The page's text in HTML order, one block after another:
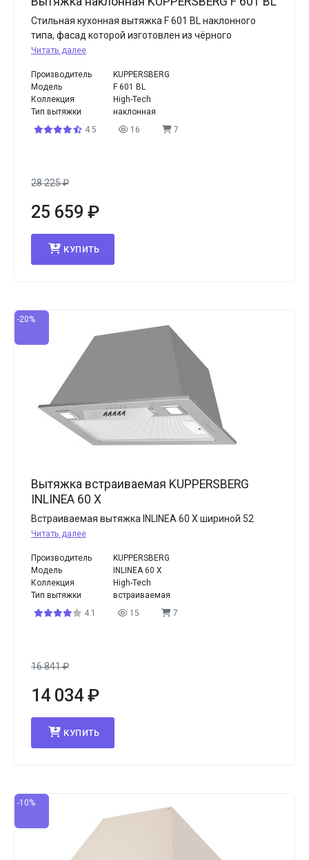
Стильная кухонная вытяжка F 601 BL наклонного
типа, фасад которой изготовлен из чёрного
Читать далее
Производитель
KUPPERSBERG
Модель
F 601 BL
Коллекция
High-Tech
Тип вытяжки
наклонная
4.5
16 7
28 225₽
25 659 ₽
КУПИТЬ
-20%
Вытяжка встраиваемая KUPPERSBERG
INLINEA 60 X
Встраиваемая вытяжка INLINEA 60 X шириной 52
Читать далее
Производитель
KUPPERSBERG
Модель
INLINEA 60 X
Коллекция
High-Tech
Тип вытяжки
встраиваемая
4.1
15 7
16 841₽
14 034 ₽
КУПИТЬ
-10%